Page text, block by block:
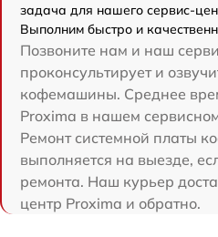
задача для нашего сервис-
Выполним быстро и
Позвоните нам и наш
проконсультирует и
кофемашины. Среднее
Proxima в нашем
Ремонт системной платы
выполняется на выезде,
ремонта. Наш курьер
центр Proxima и обратно.